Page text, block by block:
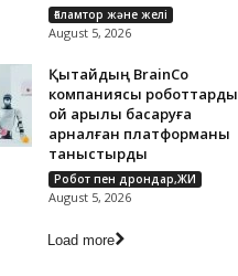
Ғаламтор және желі
August 5, 2026
Қытайдың BrainCo
компаниясы роботтарды
ой арқылы басқаруға
арналған платформаны
таныстырды
Робот пен дрондар,ЖИ
August 5, 2026
Load more